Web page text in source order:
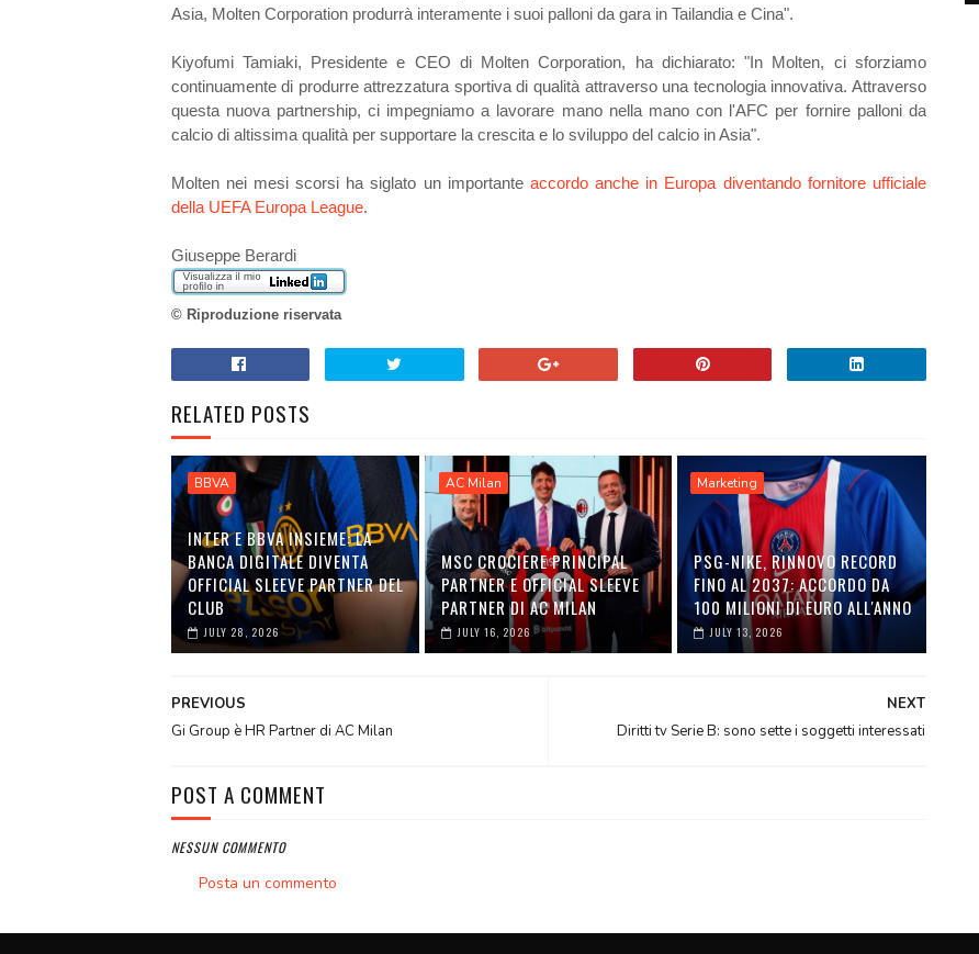
Asia, Molten Corporation produrrà interamente i suoi palloni da gara in Tailandia e Cina".
Kiyofumi Tamiaki, Presidente e CEO di Molten Corporation, ha dichiarato: "In Molten, ci sforziamo
continuamente di produrre attrezzatura sportiva di qualità attraverso una tecnologia innovativa. Attraverso
questa nuova partnership, ci impegniamo a lavorare mano nella mano con l'AFC per fornire palloni da
calcio di altissima qualità per supportare la crescita e lo sviluppo del calcio in Asia".
Molten nei mesi scorsi ha siglato un importante accordo anche in Europa diventando fornitore ufficiale
della UEFA Europa League.
Giuseppe Berardi
© Riproduzione riservata
RELATED POSTS
BBVA
INTER E BBVA INSIEME: LA
BANCA DIGITALE DIVENTA
OFFICIAL SLEEVE PARTNER DEL
CLUB
JULY 28, 2026
AC Milan
MSC CROCIERE PRINCIPAL
PARTNER E OFFICIAL SLEEVE
PARTNER DI AC MILAN
JULY 16, 2026
Marketing
PSG-NIKE, RINNOVO RECORD
FINO AL 2037: ACCORDO DA
100 MILIONI DI EURO ALL'ANNO
JULY 13, 2026
NEXT
Diritti tv Serie B: sono sette i soggetti interessati
PREVIOUS
Gi Group è HR Partner di AC Milan
POST A COMMENT
NESSUN COMMENTO
Posta un commento